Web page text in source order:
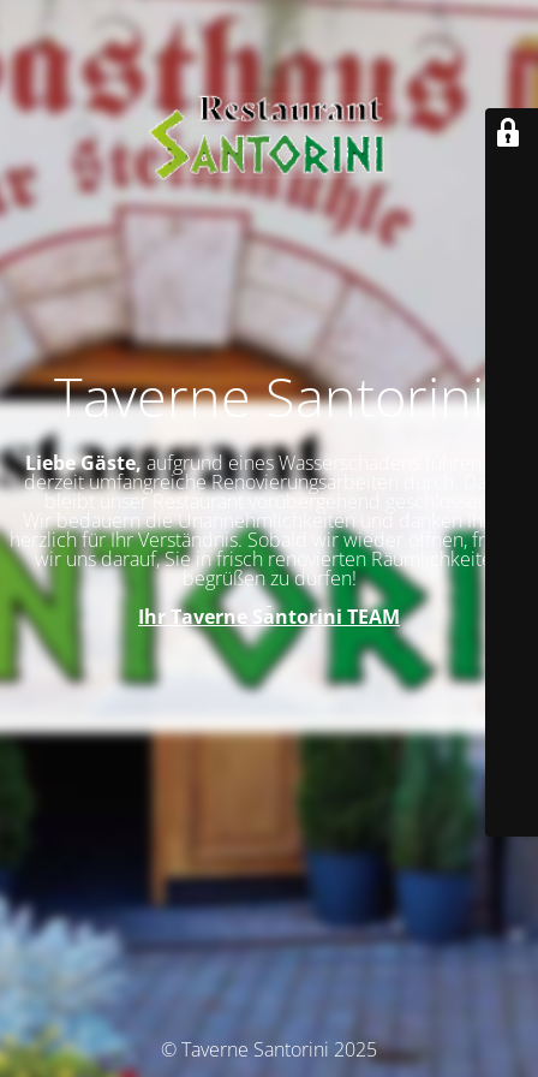
Taverne Santorini
Liebe Gäste,aufgrund eines Wasserschadens führen wir
derzeit umfangreiche Renovierungsarbeiten durch. Daher
bleibt unser Restaurant vorübergehend geschlossen.
Wir bedauern die Unannehmlichkeiten und danken Ihnen
herzlich für Ihr Verständnis. Sobald wir wieder öffnen, freuen
wir uns darauf, Sie in frisch renovierten Räumlichkeiten
begrüßen zu dürfen!
Ihr Taverne Santorini TEAM
© Taverne Santorini 2025